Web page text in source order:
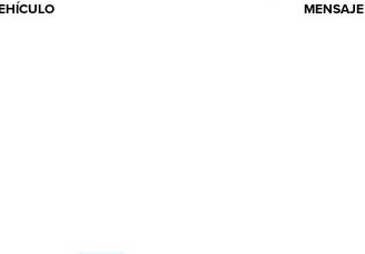
MENSAJE